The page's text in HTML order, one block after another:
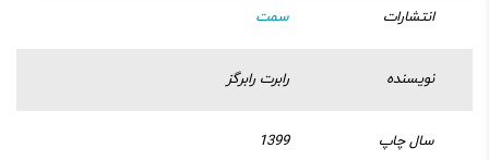
انتشارات سمت
نویسنده رابرت رابرگز
سال چاپ 1399